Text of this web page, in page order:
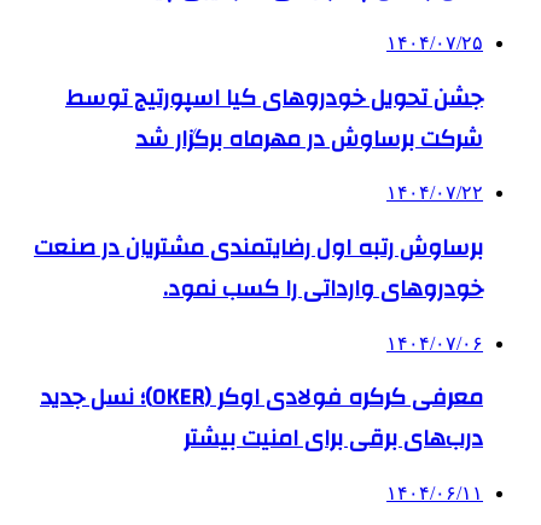
۱۴۰۴/۰۷/۲۵
جشن تحویل خودروهای کیا اسپورتیج توسط
شرکت برساوش در مهرماه برگزار شد
۱۴۰۴/۰۷/۲۲
برساوش رتبه اول رضایتمندی مشتریان در صنعت
خودروهای وارداتی را کسب نمود.
۱۴۰۴/۰۷/۰۶
معرفی کرکره فولادی اوکر (OKER)؛ نسل جدید
درب‌های برقی برای امنیت بیشتر
۱۴۰۴/۰۶/۱۱